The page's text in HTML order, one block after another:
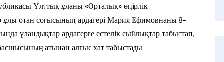
Ұлттық ұланы «Орталық» өңірлік
отан соғысының ардагері Мария Ефимовнаны 8-
ұландықтар ардагерге естелік сыйлықтар табыстап,
атынан алғыс хат табыстады.